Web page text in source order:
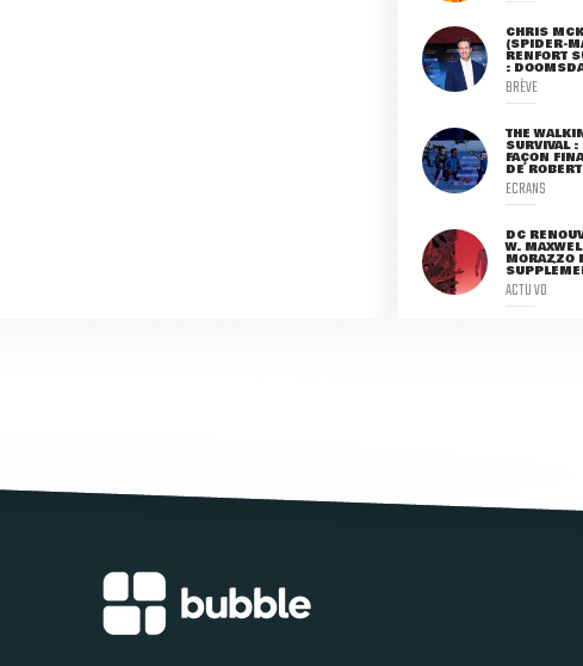
CHRIS
(SPIDER-
RENFORT
:
BRÈVE
THE
SURVIVAL
FAÇON
DE
ECRANS
DC
W.
MORAZZO
ACTU VO